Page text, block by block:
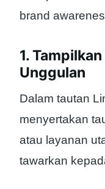
brand
1.
Unggulan
Dalam tautan
menyertakan
atau layanan
tawarkan